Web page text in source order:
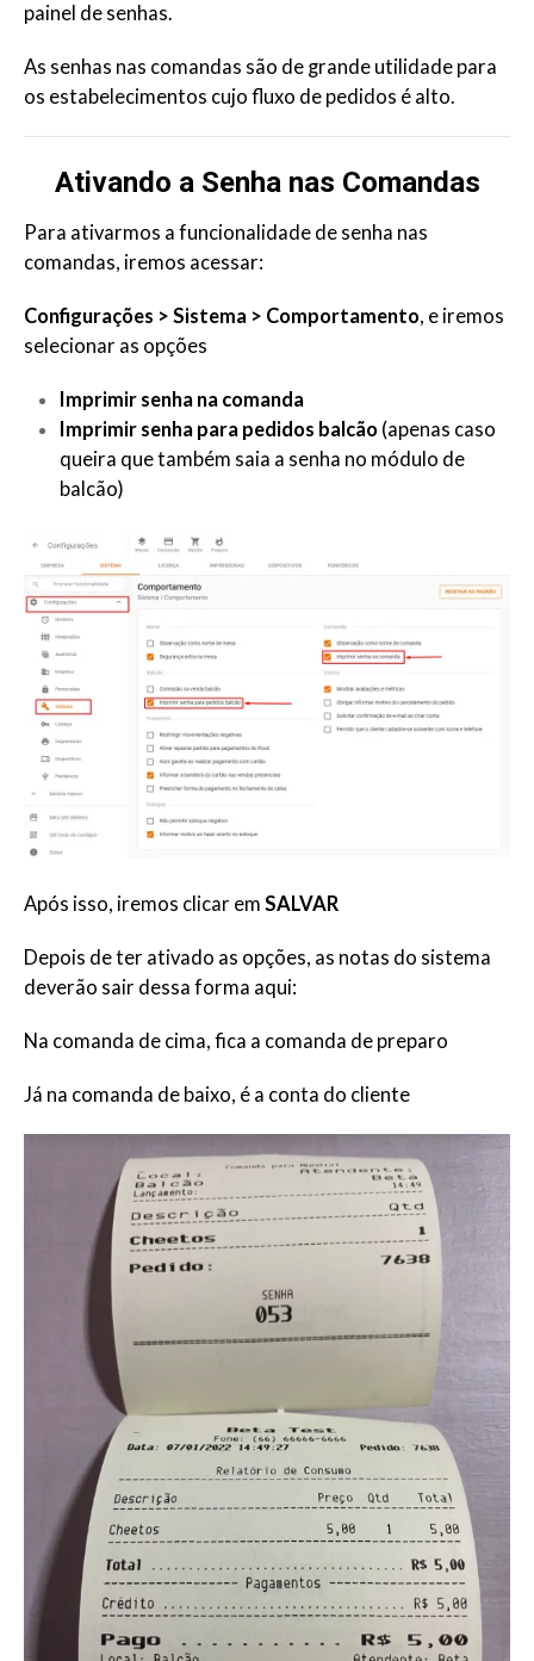
painel de senhas.
As senhas nas comandas são de grande utilidade para
os estabelecimentos cujo fluxo de pedidos é alto.
Ativando a Senha nas Comandas
Para ativarmos a funcionalidade de senha nas
comandas, iremos acessar:
Configurações > Sistema > Comportamento, e iremos
selecionar as opções
Imprimir senha na comanda
Imprimir senha para pedidos balcão (apenas caso
queira que também saia a senha no módulo de
balcão)
Após isso, iremos clicar em SALVAR
Depois de ter ativado as opções, as notas do sistema
deverão sair dessa forma aqui:
Na comanda de cima, fica a comanda de preparo
Já na comanda de baixo, é a conta do cliente